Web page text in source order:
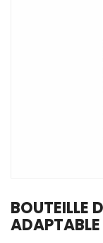
BOUTEILLE